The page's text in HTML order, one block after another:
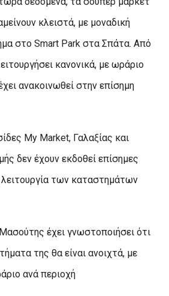
κλειστά, με μοναδική
στο Smart Park στα Σπάτα. Από
κανονικά, με ωράριο
ανακοινωθεί στην επίσημη
My Market, Γαλαξίας και
δεν έχουν εκδοθεί επίσημες
λειτουργία των καταστημάτων
έχει γνωστοποιήσει ότι
της θα είναι ανοιχτά, με
ανά περιοχή